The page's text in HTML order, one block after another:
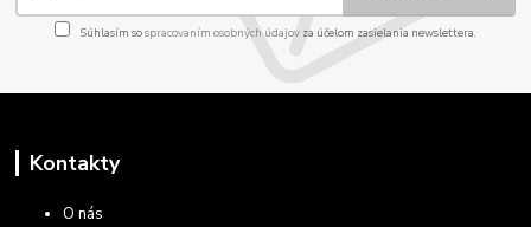
Súhlasím sospracovaním osobných údajov za účelom zasielania newslettera.
Kontakty
O nás